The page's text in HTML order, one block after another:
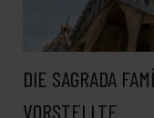
DIE SAGRADA
VORSTELLTE